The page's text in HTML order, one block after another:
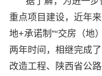
重点项目建设，近年
地+承诺制”“交房（地
两年时间，相继完成
改造工程、陕西省公